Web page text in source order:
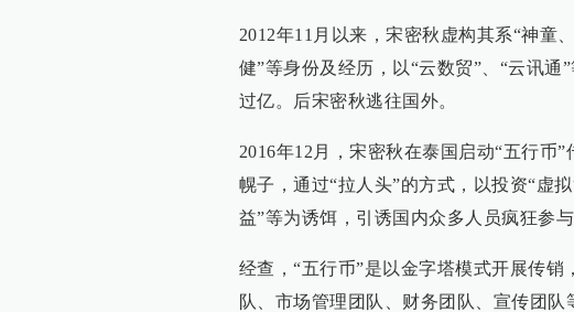
2012年11月以来，宋密秋虚构其系“神童
健”等身份及经历，以“云数贸”、“云讯
过亿。后宋密秋逃往国外。
2016年12月，宋密秋在泰国启动“五行币
幌子，通过“拉人头”的方式，以投资“虚
益”等为诱饵，引诱国内众多人员疯狂参与
经查，“五行币”是以金字塔模式开展传
队、市场管理团队、财务团队、宣传团